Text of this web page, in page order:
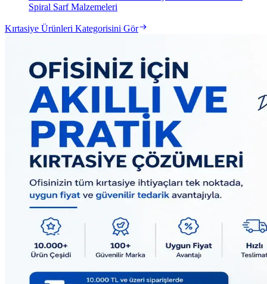
Spiral Sarf Malzemeleri
Kırtasiye Ürünleri Kategorisini Gör